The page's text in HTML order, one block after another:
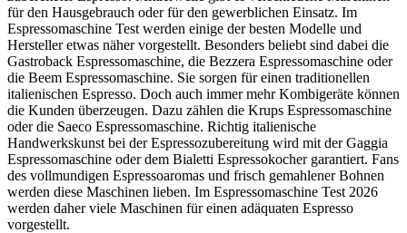
für den Hausgebrauch oder für den gewerblichen Einsatz. Im
Espressomaschine Test werden einige der besten Modelle und
Hersteller etwas näher vorgestellt. Besonders beliebt sind dabei die
Gastroback Espressomaschine, die Bezzera Espressomaschine oder
die Beem Espressomaschine. Sie sorgen für einen traditionellen
italienischen Espresso. Doch auch immer mehr Kombigeräte können
die Kunden überzeugen. Dazu zählen die Krups Espressomaschine
oder die Saeco Espressomaschine. Richtig italienische
Handwerkskunst bei der Espressozubereitung wird mit der Gaggia
Espressomaschine oder dem Bialetti Espressokocher garantiert. Fans
des vollmundigen Espressoaromas und frisch gemahlener Bohnen
werden diese Maschinen lieben. Im Espressomaschine Test 2026
werden daher viele Maschinen für einen adäquaten Espresso
vorgestellt.